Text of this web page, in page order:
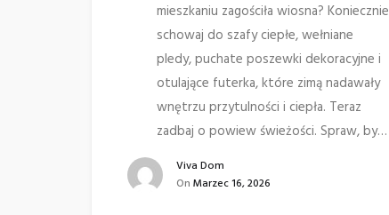
mieszkaniu zagościła wiosna? Koniecznie
schowaj do szafy ciepłe, wełniane
pledy, puchate poszewki dekoracyjne i
otulające futerka, które zimą nadawały
wnętrzu przytulności i ciepła. Teraz
zadbaj o powiew świeżości. Spraw, by…
Viva Dom
On Marzec 16, 2026